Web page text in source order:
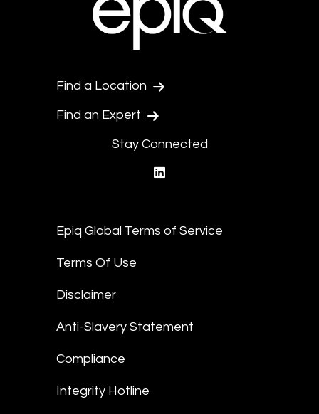
Find a Location
Find an Expert
Stay Connected
Epiq Global Terms of Service
Terms Of Use
Disclaimer
Anti-Slavery Statement
Compliance
Integrity Hotline